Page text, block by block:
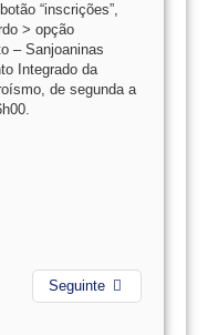
“inscrições”,
> opção
– Sanjoaninas
Integrado da
de segunda a
Seguinte